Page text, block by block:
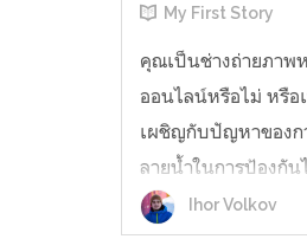
My First Story
คุณเป็นช่างถ่ายภาพ
ออนไลน์หรือไม่ หรือ
เผชิญกับปัญหาของก
ลายน้ำในการป้องกั
บนอินเตอร์เน็ตดูสิ
โลโก้โปร่งแสง ชื่อแ
Ihor Volkov